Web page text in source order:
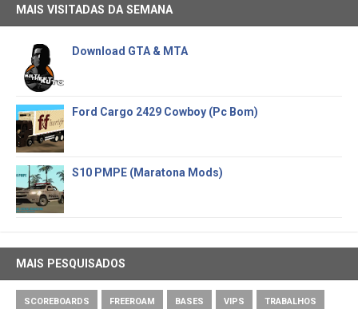
MAIS VISITADAS DA SEMANA
Download GTA & MTA
Ford Cargo 2429 Cowboy (Pc Bom)
S10 PMPE (Maratona Mods)
MAIS PESQUISADOS
SCOREBOARDS FREEROAM BASES VIPS TRABALHOS